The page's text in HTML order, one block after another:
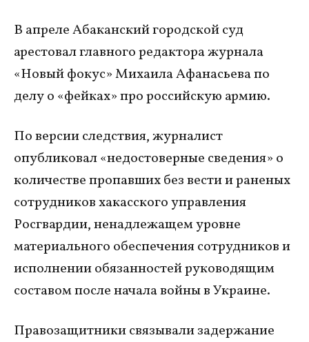
В апреле Абаканский городской суд
арестовал главного редактора журнала
«Новый фокус» Михаила Афанасьева по
делу о «фейках» про российскую армию.
По версии следствия, журналист
опубликовал «недостоверные сведения» о
количестве пропавших без вести и раненых
сотрудников хакасского управления
Росгвардии, ненадлежащем уровне
материального обеспечения сотрудников и
исполнении обязанностей руководящим
составом после начала войны в Украине.
Правозащитники связывали задержание